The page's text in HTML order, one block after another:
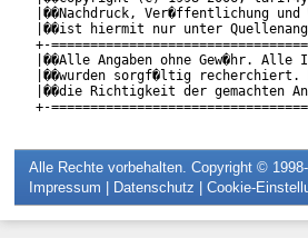
|��Nachdruck, Ver�ffentlichung
|��ist hiermit nur unter
+-
|��Alle Angaben ohne Gew�hr.
|��wurden sorgf�ltig recherchiert.
|��die Richtigkeit der gemachten
Alle Rechte vorbehalten. Copyright ©
Impressum | Datenschutz | Cookie-